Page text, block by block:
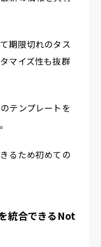
期限切れのタス
マイズ性も抜群
テンプレートを
るため初めての
統合できるNot